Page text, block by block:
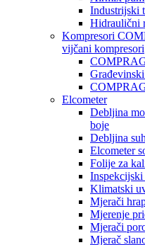
Industrijski
Hidraulični
Kompresori
vijčani kompresori
Elcometer
Debljina
boje
Debljina
Elcometer
Folije za
Klimatski
Mjerači
Mjerenje
Mjerači
Mjerač